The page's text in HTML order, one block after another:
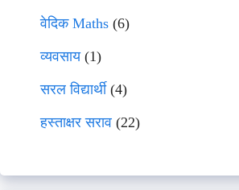
वेदिक Maths (6)
व्यवसाय(1)
सरल विद्यार्थी(4)
हस्ताक्षर सराव (22)